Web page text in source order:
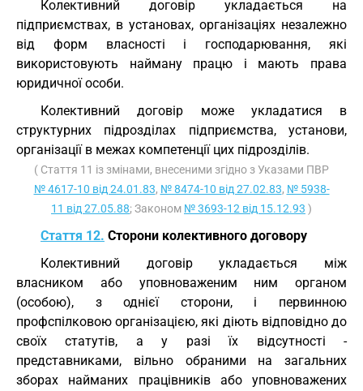
Колективний договір укладається на
підприємствах, в установах, організаціях незалежно
від форм власності і господарювання, які
використовують найману працю і мають права
юридичної особи.
Колективний договір може укладатися в
структурних підрозділах підприємства, установи,
організації в межах компетенції цих підрозділів.
( Стаття 11 із змінами, внесеними згідно з Указами ПВР
№ 4617-10 від 24.01.83, № 8474-10 від 27.02.83, № 5938-
11 від 27.05.88; Законом № 3693-12 від 15.12.93 )
Стаття 12. Сторони колективного договору
Колективний договір укладається між
власником або уповноваженим ним органом
(особою), з однієї сторони, і первинною
профспілковою організацією, які діють відповідно до
своїх статутів, а у разі їх відсутності -
представниками, вільно обраними на загальних
зборах найманих працівників або уповноважених